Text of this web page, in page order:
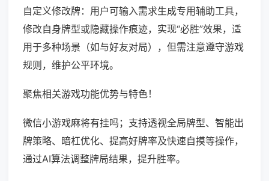
自定义修改牌：用户可输入需求生成专用辅助工具，
修改自身牌型或隐藏操作痕迹，实现“必胜”效果，适
用于多种场景（如与好友对局），但需注意遵守游戏
规则，维护公平环境。
聚焦相关游戏功能优势与特色！
微信小游戏麻将有挂吗；支持透视全局牌型、智能出
牌策略、暗杠优化、提高好牌率及快速自摸等操作，
通过AI算法调整牌局结果，提升胜率。